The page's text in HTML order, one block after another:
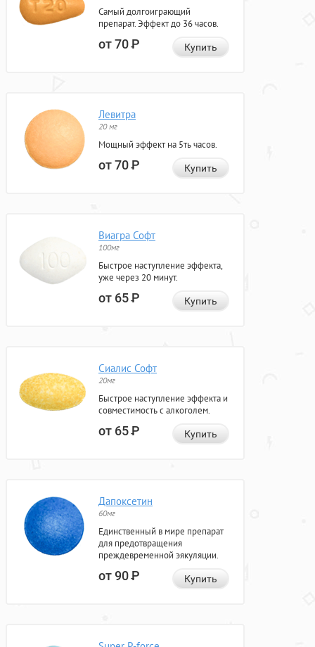
Самый долгоиграющий
препарат. Эффект до 36 часов.
от 70Р Купить
Левитра
20 мг
Мощный эффект на 5ть часов.
от 70Р Купить
Виагра Софт
100мг
Быстрое наступление эффекта,
уже через 20 минут.
от 65Р Купить
Сиалис Софт
20мг
Быстрое наступление эффекта и
совместимость с алкоголем.
от 65Р Купить
Дапоксетин
60мг
Единственный в мире препарат
для предотвращения
преждевременной эякуляции.
от 90Р Купить